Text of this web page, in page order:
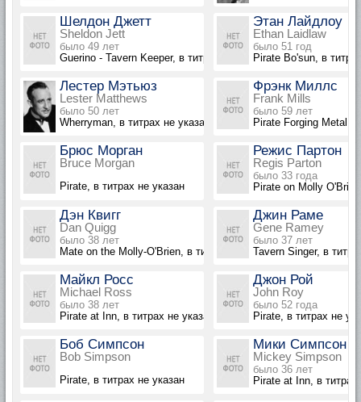
Шелдон Джетт
Sheldon Jett
было 49 лет
Guerino - Tavern Keeper, в титрах не указан
Этан Лайдлоу
Ethan Laidlaw
было 51 год
Pirate Bo'sun, в
Лестер Мэтьюз
Lester Matthews
было 50 лет
Wherryman, в титрах не указан
Фрэнк Миллс
Frank Mills
было 59 лет
Pirate Forging Metal,
Брюс Морган
Bruce Morgan
Pirate, в титрах не указан
Режис Партон
Regis Parton
было 33 года
Pirate on Molly
Дэн Квигг
Dan Quigg
было 38 лет
Mate on the Molly-O'Brien, в титрах не указан
Джин Раме
Gene Ramey
было 37 лет
Tavern Singer, в
Майкл Росс
Michael Ross
было 38 лет
Pirate at Inn, в титрах не указан
Джон Рой
John Roy
было 52 года
Pirate, в титрах не
Боб Симпсон
Bob Simpson
Pirate, в титрах не указан
Мики Симпсон
Mickey Simpson
было 36 лет
Pirate at Inn, в титрах